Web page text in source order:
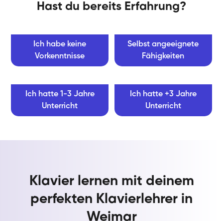
Hast du bereits Erfahrung?
Ich habe keine
Vorkenntnisse
Selbst angeeignete
Fähigkeiten
Ich hatte 1-3 Jahre
Unterricht
Ich hatte +3 Jahre
Unterricht
Klavier lernen mit deinem
perfekten Klavierlehrer in
Weimar